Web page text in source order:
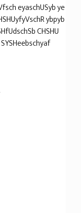
eyaschUSyb ye
ybpyb
CHSHU